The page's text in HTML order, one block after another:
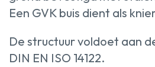
Een GVK buis dient als
De structuur voldoet aan
DIN EN ISO 14122.